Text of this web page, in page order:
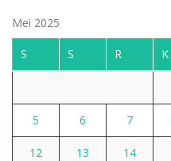
Mei 2025
S S R K
5 6 7
12 13 14